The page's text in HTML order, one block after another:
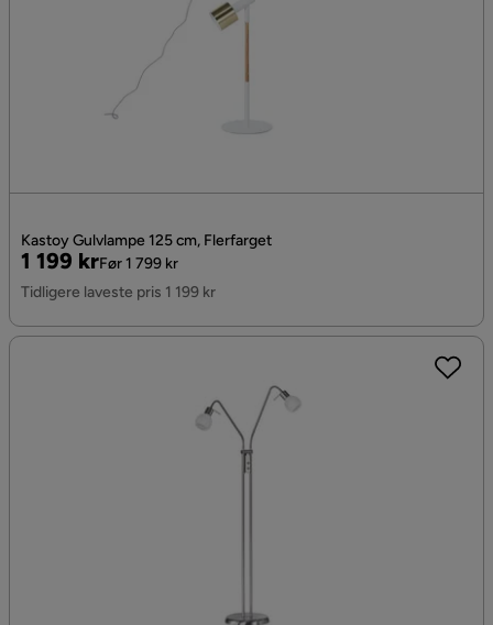
Kastoy Gulvlampe 125 cm, Flerfarget
Pris
1 199 kr
Original
Pris
Før 1 799 kr
Tidligere laveste pris 1 199 kr